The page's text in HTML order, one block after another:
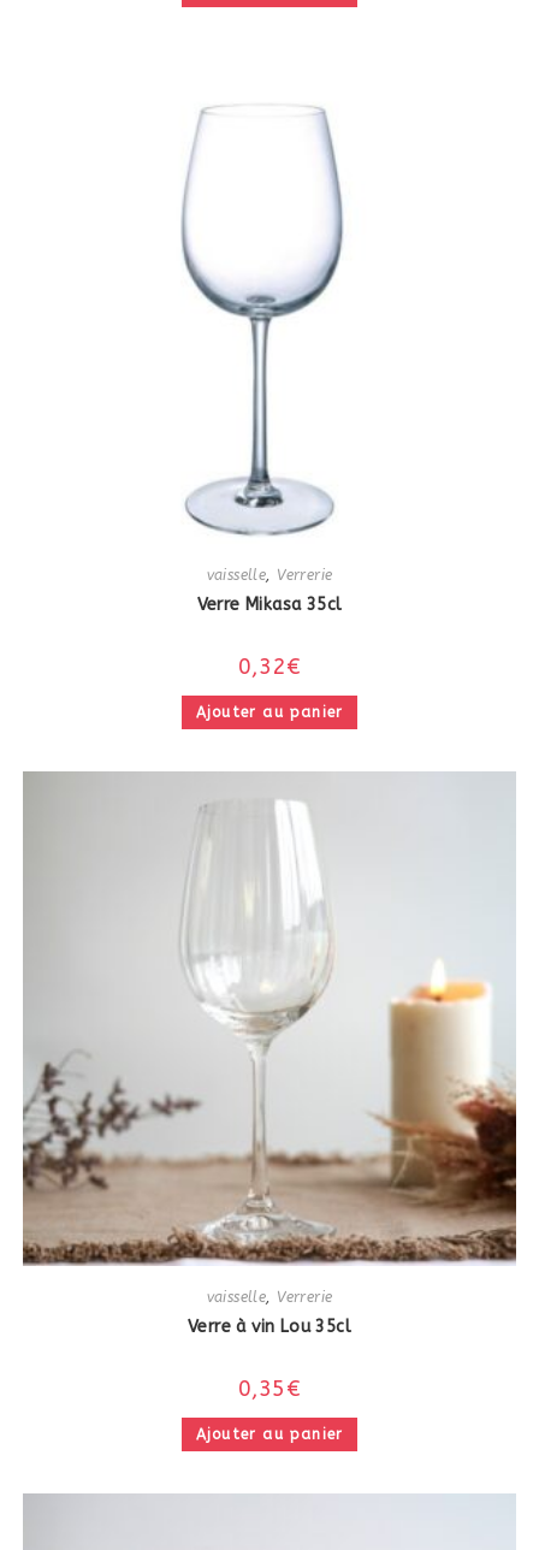
vaisselle Verrerie
Verre Mikasa 35cl
0,32€
Ajouter au panier
vaisselle, Verrerie
Verre à vin Lou 35cl
0,35€
Ajouter au panier